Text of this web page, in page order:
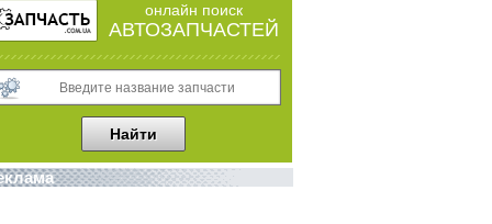
онлайн поиск
АВТОЗАПЧАСТЕЙ